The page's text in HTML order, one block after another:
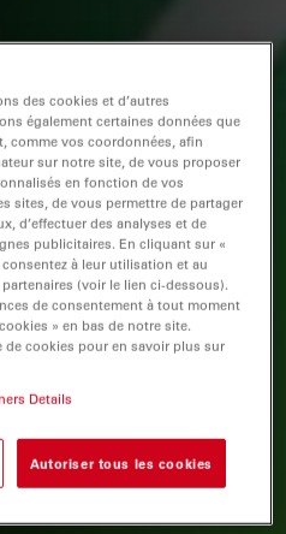
des cookies et d’autres
également certaines données que
comme vos coordonnées, afin
sur notre site, de vous proposer
en fonction de vos
sites, de vous permettre de partager
d’effectuer des analyses et de
publicitaires. En cliquant sur «
à leur utilisation et au
(voir le lien ci-dessous).
de consentement à tout moment
» en bas de notre site.
cookies pour en savoir plus sur
Details
Autoriser tous les cookies